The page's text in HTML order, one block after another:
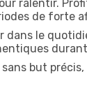
ralentir.
de forte
dans le
durant
but